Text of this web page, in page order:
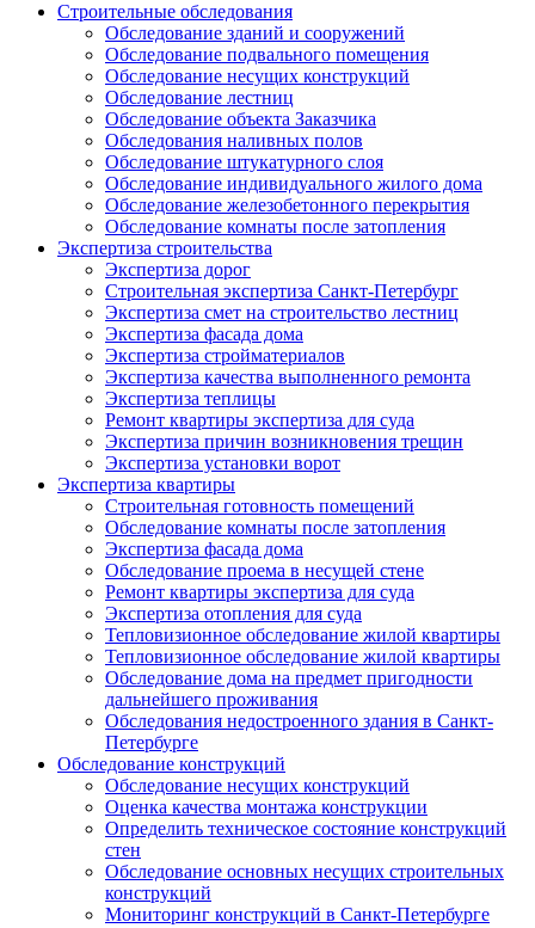
Строительные обследования
Обследование зданий и сооружений
Обследование подвального помещения
Обследование несущих конструкций
Обследование лестниц
Обследование объекта Заказчика
Обследования наливных полов
Обследование штукатурного слоя
Обследование индивидуального жилого дома
Обследование железобетонного перекрытия
Обследование комнаты после затопления
Экспертиза строительства
Экспертиза дорог
Строительная экспертиза Санкт-Петербург
Экспертиза смет на строительство лестниц
Экспертиза фасада дома
Экспертиза стройматериалов
Экспертиза качества выполненного ремонта
Экспертиза теплицы
Ремонт квартиры экспертиза для суда
Экспертиза причин возникновения трещин
Экспертиза установки ворот
Экспертиза квартиры
Строительная готовность помещений
Обследование комнаты после затопления
Экспертиза фасада дома
Обследование проема в несущей стене
Ремонт квартиры экспертиза для суда
Экспертиза отопления для суда
Тепловизионное обследование жилой квартиры
Тепловизионное обследование жилой квартиры
Обследование дома на предмет пригодности
дальнейшего проживания
Обследования недостроенного здания в Санкт-
Петербурге
Обследование конструкций
Обследование несущих конструкций
Оценка качества монтажа конструкции
Определить техническое состояние конструкций
стен
Обследование основных несущих строительных
конструкций
Мониторинг конструкций в Санкт-Петербурге